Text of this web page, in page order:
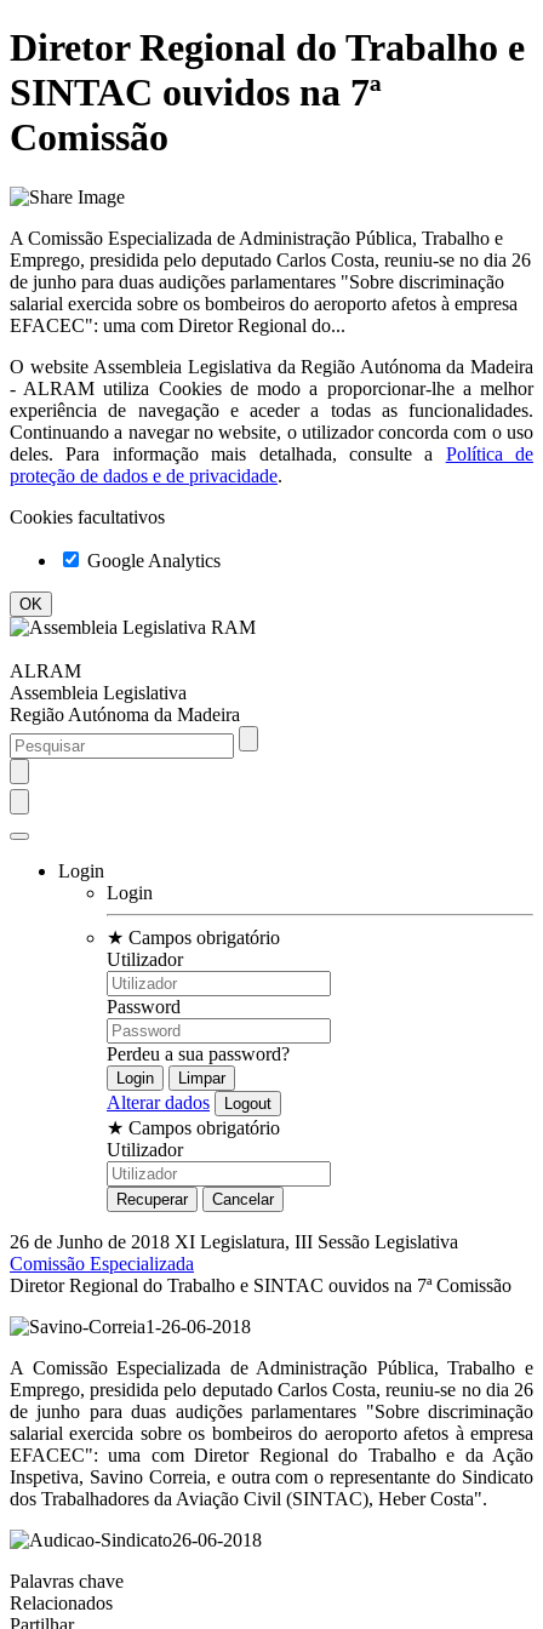
Diretor Regional do Trabalho e
SINTAC ouvidos na 7ª
Comissão
A Comissão Especializada de Administração Pública, Trabalho e
Emprego, presidida pelo deputado Carlos Costa, reuniu-se no dia 26
de junho para duas audições parlamentares "Sobre discriminação
salarial exercida sobre os bombeiros do aeroporto afetos à empresa
EFACEC": uma com Diretor Regional do...
O website Assembleia Legislativa da Região Autónoma da Madeira
- ALRAM utiliza Cookies de modo a proporcionar-lhe a melhor
experiência de navegação e aceder a todas as funcionalidades.
Continuando a navegar no website, o utilizador concorda com o uso
deles. Para informação mais detalhada, consulte a
Política de
proteção de dados e de privacidade.
Cookies facultativos
Google Analytics
ALRAM
Assembleia Legislativa
Região Autónoma da Madeira
Login
Login
★ Campos obrigatório
Utilizador
Password
Perdeu a sua password?
Alterar dados
★ Campos obrigatório
Utilizador
26 de Junho de 2018 XI Legislatura, III Sessão Legislativa
Comissão Especializada
Diretor Regional do Trabalho e SINTAC ouvidos na 7ª Comissão
A Comissão Especializada de Administração Pública, Trabalho e
Emprego, presidida pelo deputado Carlos Costa, reuniu-se no dia 26
de junho para duas audições parlamentares "Sobre discriminação
salarial exercida sobre os bombeiros do aeroporto afetos à empresa
EFACEC": uma com Diretor Regional do Trabalho e da Ação
Inspetiva, Savino Correia, e outra com o representante do Sindicato
dos Trabalhadores da Aviação Civil (SINTAC), Heber Costa".
Palavras chave
Relacionados
Partilhar